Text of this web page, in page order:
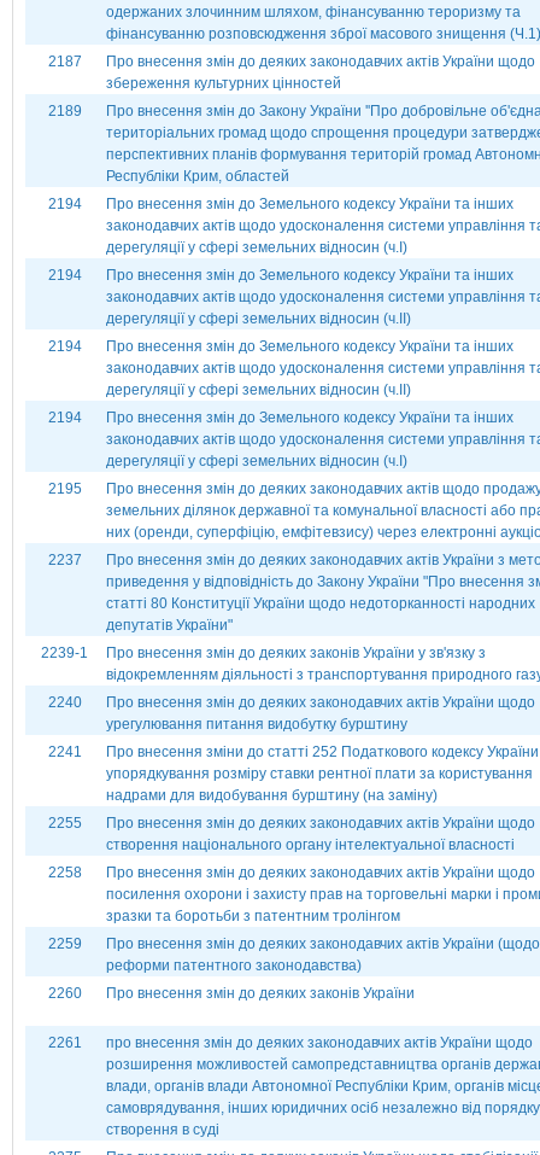
одержаних злочинним шляхом, фінансуванню тероризму та
фінансуванню розповсюдження зброї масового знищення (Ч.1)
2187
Про внесення змін до деяких законодавчих актів України щодо
збереження культурних цінностей
2189
Про внесення змін до Закону України ''Про добровільне
територіальних громад щодо спрощення процедури
перспективних планів формування територій громад
Республіки Крим, областей
2194
Про внесення змін до Земельного кодексу України та інших
законодавчих актів щодо удосконалення системи управління
дерегуляції у сфері земельних відносин (ч.І)
2194
Про внесення змін до Земельного кодексу України та інших
законодавчих актів щодо удосконалення системи управління
дерегуляції у сфері земельних відносин (ч.ІІ)
2194
Про внесення змін до Земельного кодексу України та інших
законодавчих актів щодо удосконалення системи управління
дерегуляції у сфері земельних відносин (ч.ІІ)
2194
Про внесення змін до Земельного кодексу України та інших
законодавчих актів щодо удосконалення системи управління
дерегуляції у сфері земельних відносин (ч.І)
2195
Про внесення змін до деяких законодавчих актів щодо
земельних ділянок державної та комунальної власності або
них (оренди, суперфіцію, емфітевзису) через електронні
2237
Про внесення змін до деяких законодавчих актів України з
приведення у відповідність до Закону України "Про внесення
статті 80 Конституції України щодо недоторканності народних
депутатів України"
2239-1
Про внесення змін до деяких законів України у зв'язку з
відокремленням діяльності з транспортування природного
2240
Про внесення змін до деяких законодавчих актів України щодо
урегулювання питання видобутку бурштину
2241
Про внесення зміни до статті 252 Податкового кодексу
упорядкування розміру ставки рентної плати за користування
надрами для видобування бурштину (на заміну)
2255
Про внесення змін до деяких законодавчих актів України щодо
створення національного органу інтелектуальної власності
2258
Про внесення змін до деяких законодавчих актів України щодо
посилення охорони і захисту прав на торговельні марки і
зразки та боротьби з патентним тролінгом
2259
Про внесення змін до деяких законодавчих актів України (щодо
реформи патентного законодавства)
2260
Про внесення змін до деяких законів України
2261
про внесення змін до деяких законодавчих актів України щодо
розширення можливостей самопредставництва органів
влади, органів влади Автономної Республіки Крим, органів
самоврядування, інших юридичних осіб незалежно від порядку
створення в суді